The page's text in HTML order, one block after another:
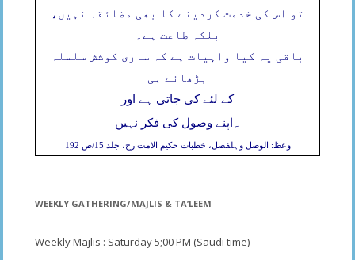
تو اس کی خدمت کردینے کا بھی مضائقہ نہیں،
بلکہ طاعت ہے۔
باقی یہ کیا واہیات ہے کہ ساری کوشش سلسلہ
بڑھانے ہی
کے لئے کی جاتی ہے اور
اپنے وصول کی فکر نہیں ۔
وعظ: الوصل وہلفصل، خطبات حکیم الامت رح، جلد 15/ص 192
WEEKLY GATHERING/MAJLIS & TA’LEEM
Weekly Majlis : Saturday 5;00 PM (Saudi time)